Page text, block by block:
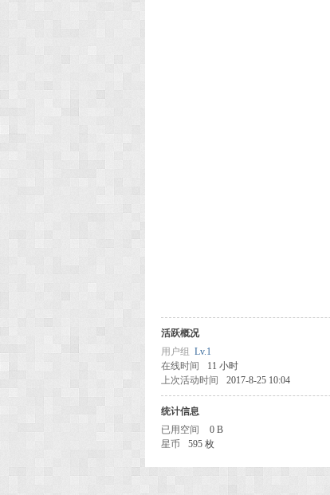
活跃概况
用户组 Lv.1
在线时间
11 小时
上次活动时间
2017-8-25 10:04
统计信息
已用空间
0 B
星币
595 枚